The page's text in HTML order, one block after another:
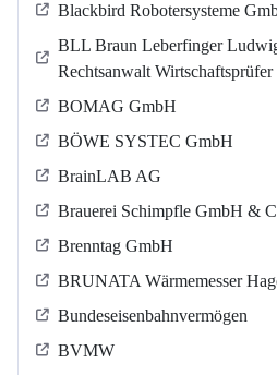
Blackbird Robotersysteme
BLL Braun Leberfinger
Rechtsanwalt
BOMAG GmbH
BÖWE SYSTEC GmbH
BrainLAB AG
Brauerei Schimpfle GmbH &
Brenntag GmbH
BRUNATA Wärmemesser
Bundeseisenbahnvermögen
BVMW